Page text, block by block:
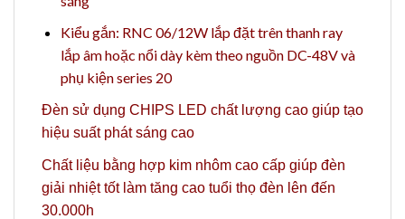
Kiểu gắn: RNC 06/12W lắp đặt trên thanh ray
lắp âm hoặc nổidày kèm theonguồn DC-48Vvà
phụ kiệnseries 20
Đèn sử dụng CHIPS LED chất lượng cao giúp tạo
hiệu suất phát sáng cao
Chất liệu bằng hợp kim nhôm cao cấp giúp đèn
giải nhiệt tốt làm tăng cao tuổi thọ đèn lên đến
30.000h